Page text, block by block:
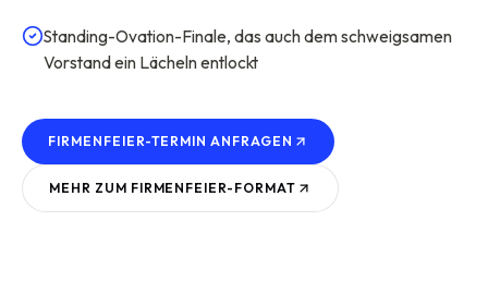
Standing-Ovation-Finale, das auch dem schweigsamen
Vorstand ein Lächeln entlockt
FIRMENFEIER-TERMIN ANFRAGEN
MEHR ZUM FIRMENFEIER-FORMAT